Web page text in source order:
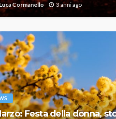
Luca Cormanello 3 anni ago
Festa della donna,